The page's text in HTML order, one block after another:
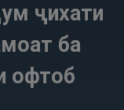
ҷихати
ба
офтоб